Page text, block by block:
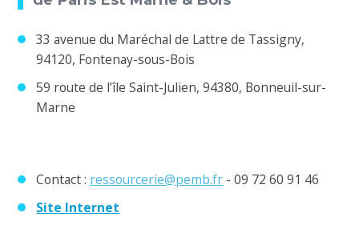
33 avenue du Maréchal de Lattre de Tassigny,
94120, Fontenay-sous-Bois
59 route de l’île Saint-Julien, 94380, Bonneuil-sur-
Marne
Contact : ressourcerie@pemb.fr - 09 72 60 91 46
Site Internet